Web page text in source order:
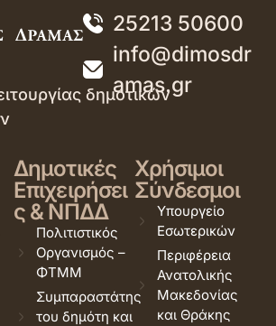
25213 50600
info@dimosdr
amas.gr
δημοτικών
Δημοτικές
Επιχειρήσει
ς & ΝΠΔΔ
Πολιτιστικός
Οργανισμός –
ΦΤΜΜ
Συμπαραστάτης
του δημότη και
Χρήσιμοι
Σύνδεσμοι
Υπουργείο
Εσωτερικών
Περιφέρεια
Ανατολικής
Μακεδονίας
και Θράκης